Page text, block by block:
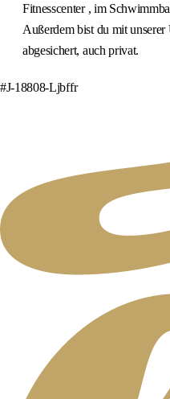
Fitnesscenter , im
Außerdem bist du mit
abgesichert, auch privat.
#J-18808-Ljbffr